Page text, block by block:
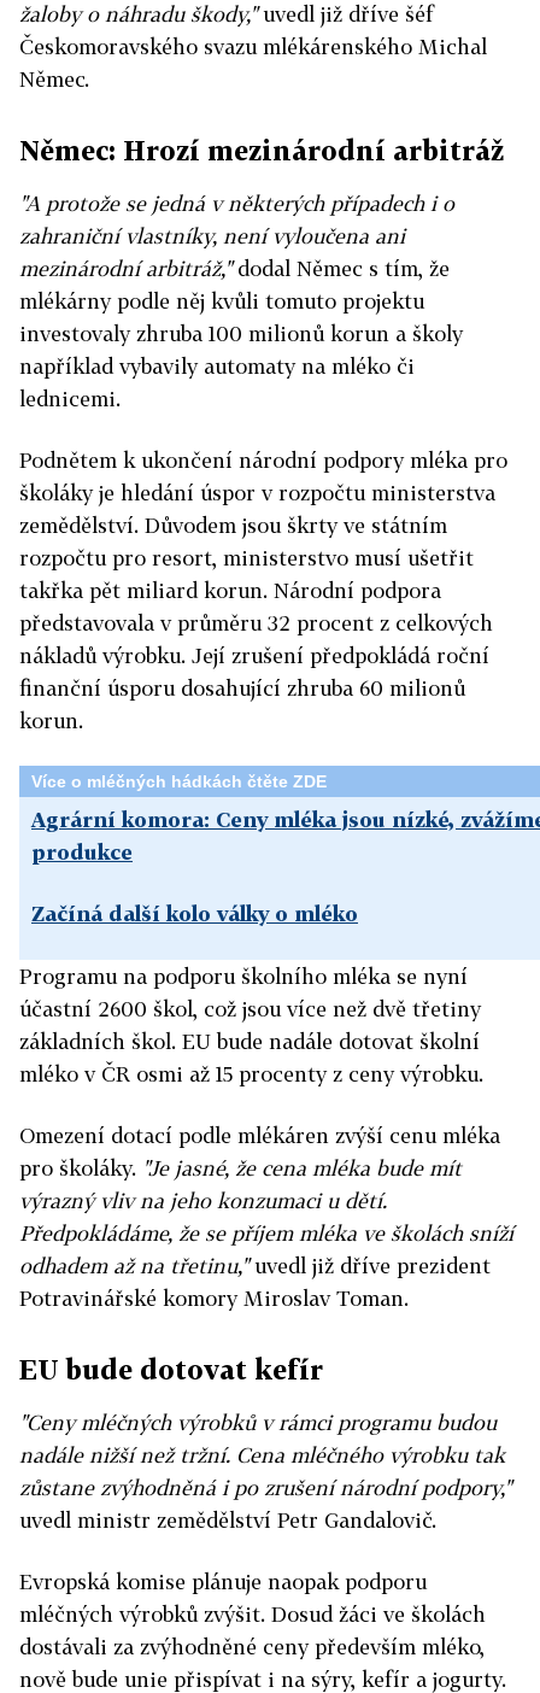
žaloby o náhradu škody,"uvedl již dříve šéf
Českomoravského svazu mlékárenského Michal
Němec.
Němec: Hrozí mezinárodní arbitráž
"A protože se jedná v některých případech i o
zahraniční vlastníky, není vyloučena ani
mezinárodní arbitráž,"dodal Němec s tím, že
mlékárny podle něj kvůli tomuto projektu
investovaly zhruba 100 milionů korun a školy
například vybavily automaty na mléko či
lednicemi.
Podnětem k ukončení národní podpory mléka pro
školáky je hledání úspor v rozpočtu ministerstva
zemědělství. Důvodem jsou škrty ve státním
rozpočtu pro resort, ministerstvo musí ušetřit
takřka pět miliard korun. Národní podpora
představovala v průměru 32 procent z celkových
nákladů výrobku. Její zrušení předpokládá roční
finanční úsporu dosahující zhruba 60 milionů
korun.
Více o mléčných hádkách čtěte ZDE
Agrární komora: Ceny mléka jsou nízké,
produkce
Začíná další kolo války o mléko
Programu na podporu školního mléka se nyní
účastní 2600 škol, což jsou více než dvě třetiny
základních škol. EU bude nadále dotovat školní
mléko v ČR osmi až 15 procenty z ceny výrobku.
Omezení dotací podle mlékáren zvýší cenu mléka
pro školáky. "Je jasné, že cena mléka bude mít
výrazný vliv na jeho konzumaci u dětí.
Předpokládáme, že se příjem mléka ve školách sníží
odhadem až na třetinu,"uvedl již dříve prezident
Potravinářské komory Miroslav Toman.
EU bude dotovat kefír
"Ceny mléčných výrobků v rámci programu budou
nadále nižší než tržní. Cena mléčného výrobku tak
zůstane zvýhodněná i po zrušení národní podpory,"
uvedl ministr zemědělství Petr Gandalovič.
Evropská komise plánuje naopak podporu
mléčných výrobků zvýšit. Dosud žáci ve školách
dostávali za zvýhodněné ceny především mléko,
nově bude unie přispívat i na sýry, kefír a jogurty.